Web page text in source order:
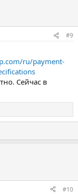
#9
ru/payment-
Сейчас в
#10